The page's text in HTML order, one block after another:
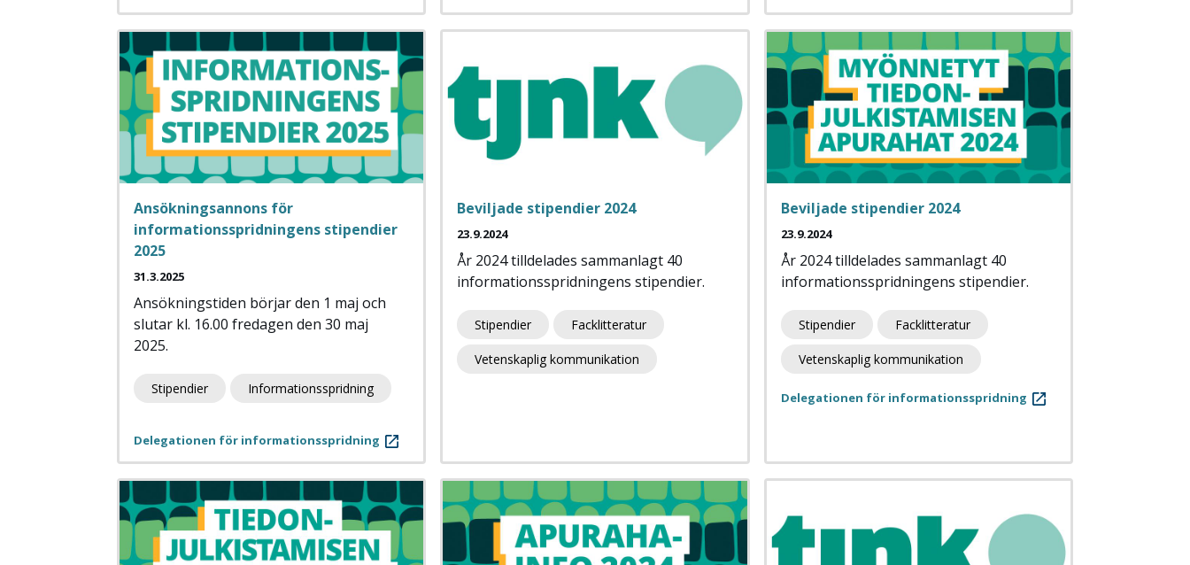
Ansökningsannons för
informationsspridningens stipendier
2025
31.3.2025
Ansökningstiden börjar den 1 maj och
slutar kl. 16.00 fredagen den 30 maj
2025.
Stipendier Informationsspridning
Delegationen för informationsspridning
Beviljade stipendier 2024
23.9.2024
År 2024 tilldelades sammanlagt 40
informationsspridningens stipendier.
Stipendier Facklitteratur
Vetenskaplig kommunikation
Beviljade stipendier 2024
23.9.2024
År 2024 tilldelades sammanlagt 40
informationsspridningens stipendier.
Stipendier Facklitteratur
Vetenskaplig kommunikation
Delegationen för informationsspridning